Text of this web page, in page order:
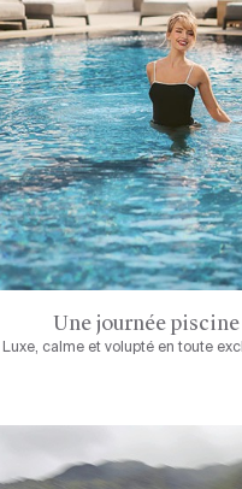
Une journée piscine
Luxe, calme et volupté en toute